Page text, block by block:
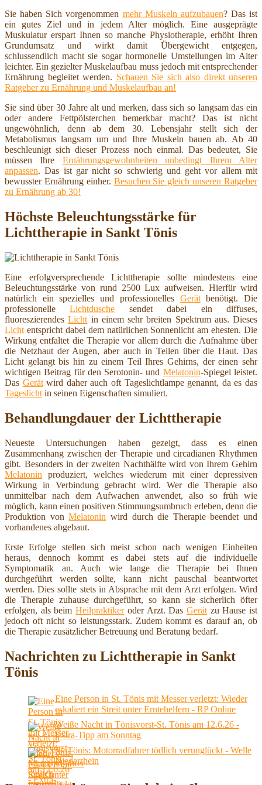
Sie haben Sich vorgenommen mehr Muskeln aufzubauen? Das ist
ein gutes Ziel und in jedem Alter möglich. Eine ausgeprägte
Muskulatur erspart Ihnen so manche Physiotherapie, erhöht Ihren
Grundumsatz und wirkt damit Übergewicht entgegen,
schlussendlich macht sie sogar hormonelle Umstellungen im Alter
leichter. Ein gezielter Muskelaufbau muss jedoch mit entsprechender
Ernährung begleitet werden. Schauen Sie sich also direkt unseren
Ratgeber zu Ernährung und Muskelaufbau an!
Sie sind über 30 Jahre alt und merken, dass sich so langsam das ein
oder andere Fettpölsterchen bemerkbar macht? Das ist nicht
ungewöhnlich, denn ab dem 30. Lebensjahr stellt sich der
Metabolismus langsam um und Ihre Muskeln bauen ab. Ab 40
beschleunigt sich dieser Prozess noch einmal. Das bedeutet, Sie
müssen Ihre Ernährungsgewohnheiten unbedingt Ihrem Alter
anpassen. Das ist gar nicht so schwierig und geht vor allem mit
bewusster Ernährung einher. Besuchen Sie gleich unseren Ratgeber
zu Ernährung ab 30!
Höchste Beleuchtungsstärke für
Lichttherapie in Sankt Tönis
Eine erfolgversprechende Lichttherapie sollte mindestens eine
Beleuchtungsstärke von rund 2500 Lux aufweisen. Hierfür wird
natürlich ein spezielles und professionelles Gerätbenötigt. Die
professionelleLichtdusche sendet dabei ein diffuses,
fluoreszierendesLicht in einem sehr breiten Spektrum aus. Dieses
Licht entspricht dabei dem natürlichen Sonnenlicht am ehesten. Die
Wirkung entfaltet die Therapie vor allem durch die Aufnahme über
die Netzhaut der Augen, aber auch in Teilen über die Haut. Das
Licht gelangt bis hin zu einem Teil Ihres Gehirns, der einen sehr
wichtigen Beitrag für den Serotonin- und Melatonin-Spiegel leistet.
Das Gerätwird daher auch oft Tageslichtlampe genannt, da es das
Tageslicht in seinen Eigenschaften simuliert.
Behandlungdauer der Lichttherapie
Neueste Untersuchungen haben gezeigt, dass es einen
Zusammenhang zwischen der Therapie und circadianen Rhythmen
gibt. Besonders in der zweiten Nachthälfte wird von Ihrem Gehirn
Melatonin produziert, welches wiederum mit einer depressiven
Wirkung in Verbindung gebracht wird. Wer die Therapie also
unmittelbar nach dem Aufwachen anwendet, also so früh wie
möglich, kann einen positiven Stimmungsumbruch erleben, denn die
Produktion vonMelatonin wird durch die Therapie beendet und
vorhandenes abgebaut.
Erste Erfolge stellen sich meist schon nach wenigen Einheiten
heraus, dennoch kommt es dabei stets auf die individuelle
Symptomatik an. Auch wie lange die Therapie bei Ihnen
durchgeführt werden sollte, kann nicht pauschal beantwortet
werden. Dies sollte stets in Absprache mit dem Arzt erfolgen. Wird
die Therapie zuhause durchgeführt, so kann sie sicherlich öfter
erfolgen, als beimHeilpraktikeroder Arzt. Das Gerätzu Hause ist
jedoch oft nicht so leistungsstark. Zudem kommt es darauf an, ob
die Therapie zusätzlicher Betreuung und Beratung bedarf.
Nachrichten zu Lichttherapie in Sankt
Tönis
Eine Person in St. Tönis mit Messer verletzt: Wieder
eskaliert ein Streit unter Erntehelfern - RP Online
Weiße Nacht in Tönisvorst-St. Tönis am 12.6.26 -
Extra-Tipp am Sonntag
St. Tönis: Motorradfahrer tödlich verunglückt - Welle
Niederrhein